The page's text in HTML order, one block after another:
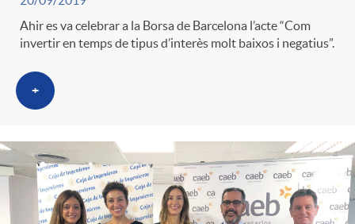
a
l
a
r
c
a
t
i
d
o
A
a
d
r
Ahir es va celebrar a la Borsa de Barcelona l’acte “Com
invertir en temps de tipus d’interès molt baixos i negatius”.
+